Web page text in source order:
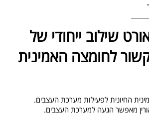
שילוב ייחודי של
לחומצה האמינית
החיונית לפעילות מערכת העצבים.
מאפשר הגעה למערכת העצבים.